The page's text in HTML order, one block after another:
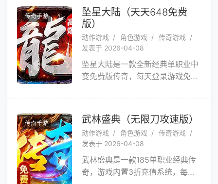
自动拾取、范围拾取、刀刀绿毒、
刀刀切割，每天登录、在线、打
BOSS均可领取海量红包。游戏玩
法多样，养成神器神葫全屏秒杀全
屏切割，我们保留对传奇的初心不
变，一切装备都可游戏产出，任何
货币都可游戏产出。只要你肯花时
传奇手游
坠星大陆（天天648免费
版）
动作游戏 角色游戏
传奇游戏
发表于 2026-04-08
坠星大陆是一款全新经典单职业中
变免费版传奇，每天登录游戏免费
自动拾取、范围拾取、刀刀绿毒、
刀刀切割，每天登录、在线、打
BOSS均可领取海量红包。游戏玩
法多样，养成神器神葫全屏秒杀全
屏切割，我们保留对传奇的初心不
变，一切装备都可游戏产出，任何
传奇手游 武林盛典（无限刀攻速版）
动作游戏 角色游戏
传奇游戏
发表于 2026-04-08
武林盛典是一款185单职业经典传
奇，游戏内置3折充值系统，每天